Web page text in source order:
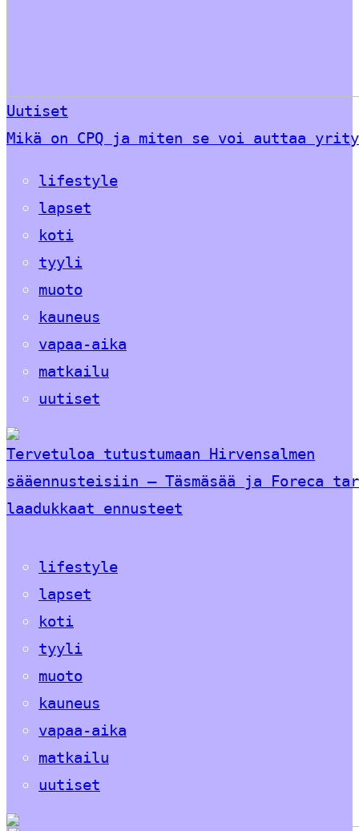
Uutiset
Mikä on CPQ ja miten se voi auttaa
lifestyle
lapset
koti
tyyli
muoto
kauneus
vapaa-aika
matkailu
uutiset
Tervetuloa tutustumaan Hirvensalmen
sääennusteisiin – Täsmäsää ja Foreca
laadukkaat ennusteet
lifestyle
lapset
koti
tyyli
muoto
kauneus
vapaa-aika
matkailu
uutiset